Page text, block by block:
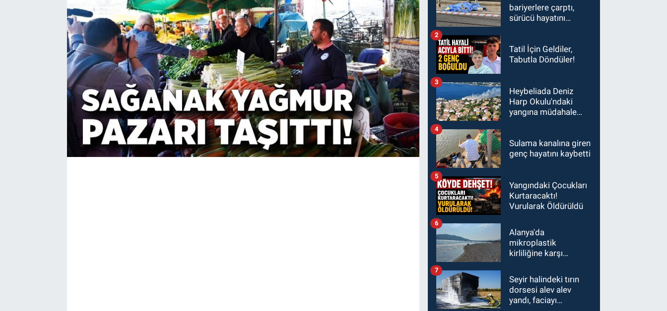
bariyerlere çarptı,
sürücü hayatını
Tatil İçin Geldiler,
Tabutla Döndüler!
2
Heybeliada Deniz
Harp Okulu'ndaki
yangına müdahale
3
Sulama kanalına giren
genç hayatını kaybetti
4
Yangındaki Çocukları
Kurtaracaktı!
Vurularak Öldürüldü
5
Alanya'da
mikroplastik
kirliliğine karşı
verildi
6
Seyir halindeki tırın
dorsesi alev alev
yandı, faciayı
7